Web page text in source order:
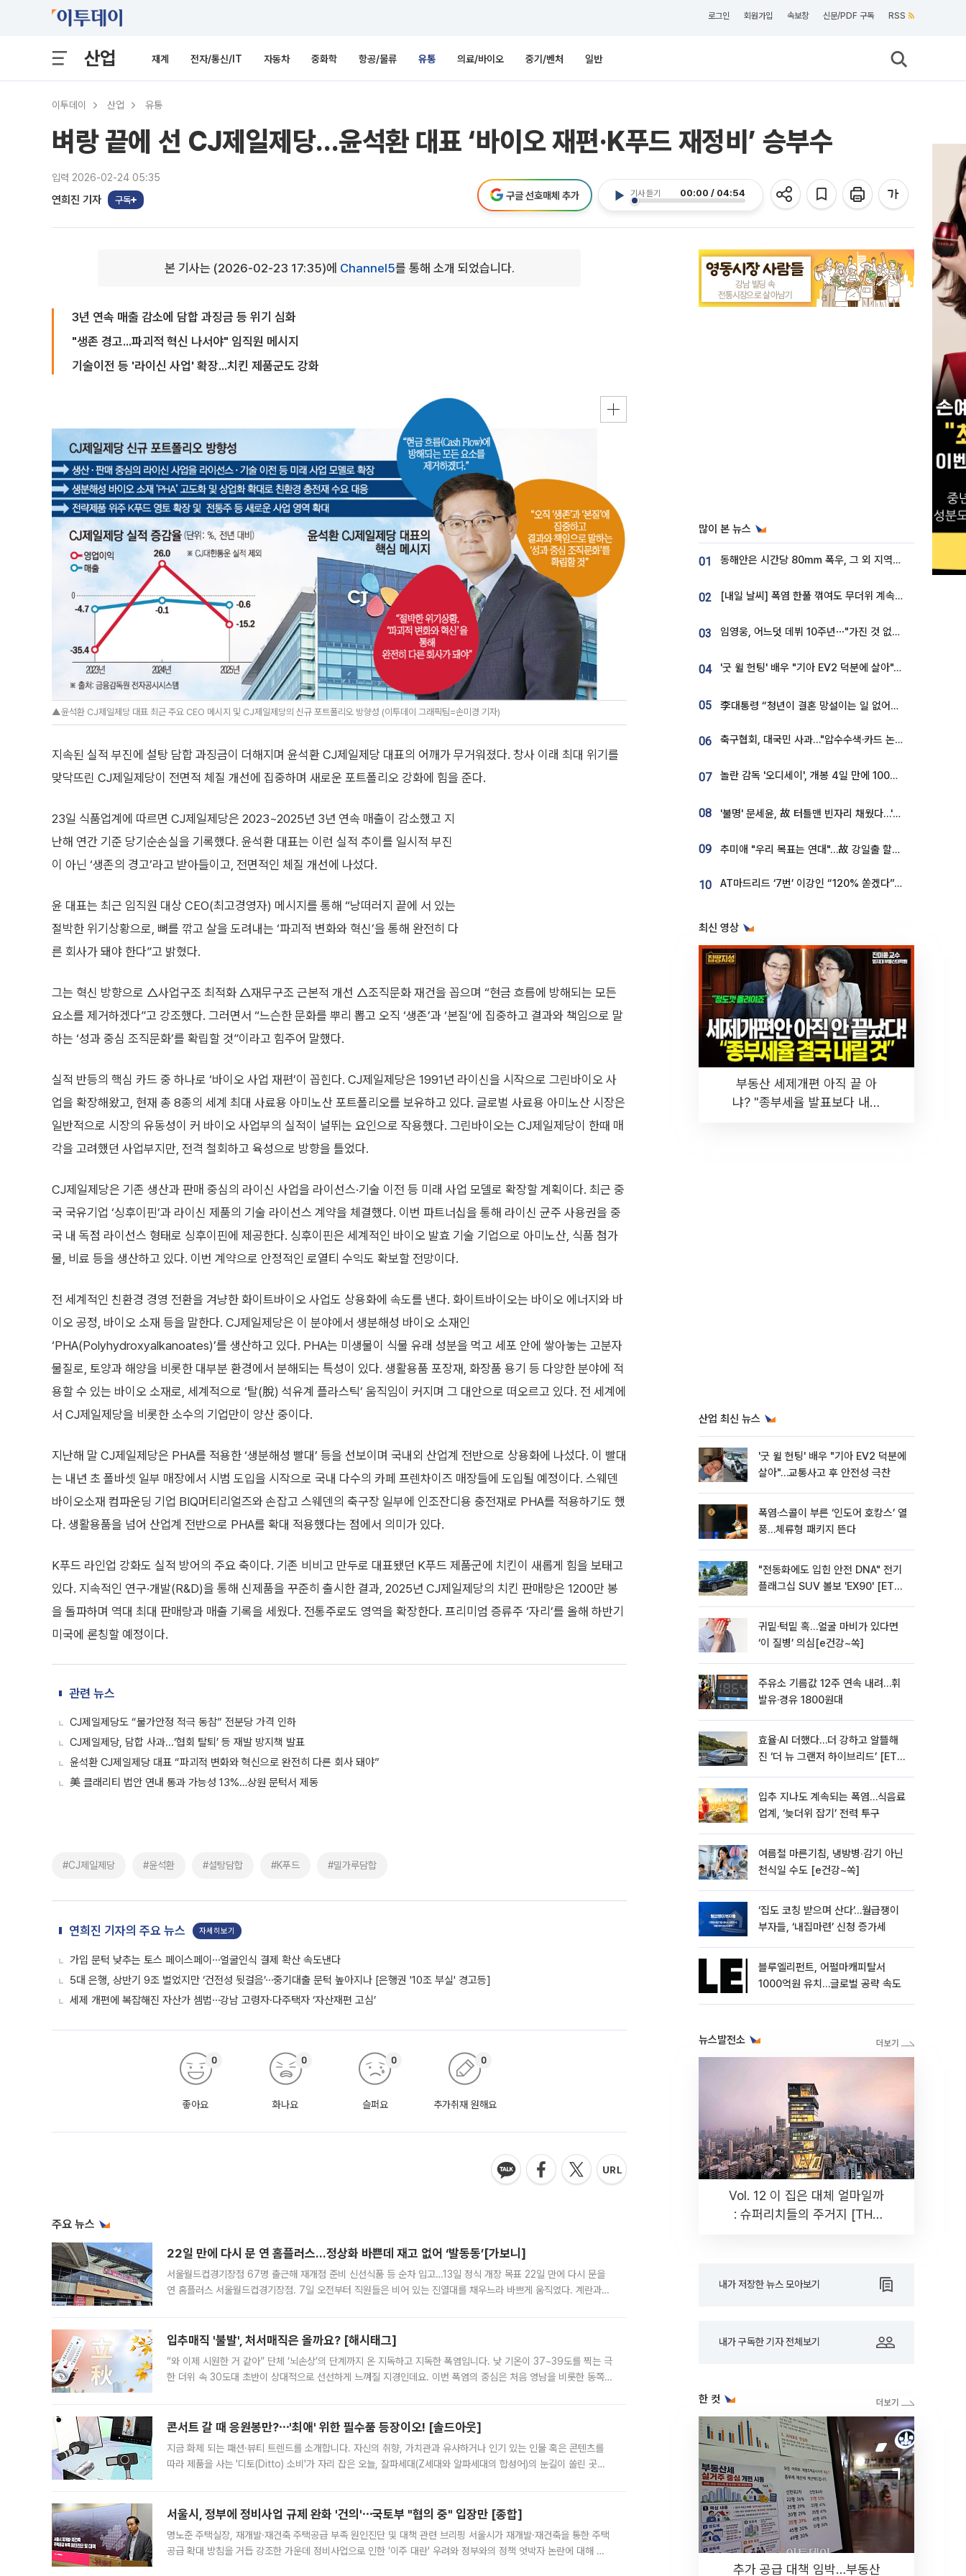
로그인 회원가입 속보창 신문/PDF 구독 RSS
산업 재계 전자/통신/IT 자동차 중화학 항공/물류 유통 의료/바이오 중기/벤처 일반
이투데이 산업 유통
벼랑 끝에 선 CJ제일제당...윤석환 대표 ‘바이오 재편·K푸드 재정비’ 승부수
입력 2026-02-24 05:35
연희진 기자 구독
기사 듣기 00:00 / 04:54
구글 선호매체 추가
본 기사는 (2026-02-23 17:35)에 Channel5를 통해 소개 되었습니다.
3년 연속 매출 감소에 담합 과징금 등 위기 심화
"생존 경고...파괴적 혁신 나서야" 임직원 메시지
기술이전 등 '라이신 사업' 확장...치킨 제품군도 강화
▲윤석환 CJ제일제당 대표 최근 주요 CEO 메시지 및 CJ제일제당의 신규 포트폴리오 방향성 (이투데이 그래픽팀=손미경 기자)
지속된 실적 부진에 설탕 담합 과징금이 더해지며 윤석환 CJ제일제당 대표의 어깨가 무거워졌다. 창사 이래 최대 위기를
맞닥뜨린 CJ제일제당이 전면적 체질 개선에 집중하며 새로운 포트폴리오 강화에 힘을 준다.
23일 식품업계에 따르면 CJ제일제당은 2023~2025년 3년 연속 매출이 감소했고 지
난해 연간 기준 당기순손실을 기록했다. 윤석환 대표는 이런 실적 추이를 일시적 부진
이 아닌 ‘생존의 경고’라고 받아들이고, 전면적인 체질 개선에 나섰다.
윤 대표는 최근 임직원 대상 CEO(최고경영자) 메시지를 통해 “낭떠러지 끝에 서 있는
절박한 위기상황으로, 뼈를 깎고 살을 도려내는 ‘파괴적 변화와 혁신’을 통해 완전히 다
른 회사가 돼야 한다”고 밝혔다.
그는 혁신 방향으로 △사업구조 최적화 △재무구조 근본적 개선 △조직문화 재건을 꼽으며 “현금 흐름에 방해되는 모든
요소를 제거하겠다”고 강조했다. 그러면서 “느슨한 문화를 뿌리 뽑고 오직 ‘생존’과 ‘본질’에 집중하고 결과와 책임으로 말
하는 ‘성과 중심 조직문화’를 확립할 것”이라고 힘주어 말했다.
실적 반등의 핵심 카드 중 하나로 ‘바이오 사업 재편’이 꼽힌다. CJ제일제당은 1991년 라이신을 시작으로 그린바이오 사
업을 확장해왔고, 현재 총 8종의 세계 최대 사료용 아미노산 포트폴리오를 보유하고 있다. 글로벌 사료용 아미노산 시장은
일반적으로 시장의 유동성이 커 바이오 사업부의 실적이 널뛰는 요인으로 작용했다. 그린바이오는 CJ제일제당이 한때 매
각을 고려했던 사업부지만, 전격 철회하고 육성으로 방향을 틀었다.
CJ제일제당은 기존 생산과 판매 중심의 라이신 사업을 라이선스·기술 이전 등 미래 사업 모델로 확장할 계획이다. 최근 중
국 국유기업 ‘싱후이핀’과 라이신 제품의 기술 라이선스 계약을 체결했다. 이번 파트너십을 통해 라이신 균주 사용권을 중
국 내 독점 라이선스 형태로 싱후이핀에 제공한다. 싱후이핀은 세계적인 바이오 발효 기술 기업으로 아미노산, 식품 첨가
물, 비료 등을 생산하고 있다. 이번 계약으로 안정적인 로열티 수익도 확보할 전망이다.
전 세계적인 친환경 경영 전환을 겨냥한 화이트바이오 사업도 상용화에 속도를 낸다. 화이트바이오는 바이오 에너지와 바
이오 공정, 바이오 소재 등을 말한다. CJ제일제당은 이 분야에서 생분해성 바이오 소재인
‘PHA(Polyhydroxyalkanoates)’를 생산하고 있다. PHA는 미생물이 식물 유래 성분을 먹고 세포 안에 쌓아놓는 고분자
물질로, 토양과 해양을 비롯한 대부분 환경에서 분해되는 특성이 있다. 생활용품 포장재, 화장품 용기 등 다양한 분야에 적
용할 수 있는 바이오 소재로, 세계적으로 ‘탈(脫) 석유계 플라스틱’ 움직임이 커지며 그 대안으로 떠오르고 있다. 전 세계에
서 CJ제일제당을 비롯한 소수의 기업만이 양산 중이다.
지난해 말 CJ제일제당은 PHA를 적용한 ‘생분해성 빨대’ 등을 선보이며 국내외 산업계 전반으로 상용화에 나섰다. 이 빨대
는 내년 초 폴바셋 일부 매장에서 시범 도입을 시작으로 국내 다수의 카페 프렌차이즈 매장들에 도입될 예정이다. 스웨덴
바이오소재 컴파운딩 기업 BIQ머티리얼즈와 손잡고 스웨덴의 축구장 일부에 인조잔디용 충전재로 PHA를 적용하기도 했
다. 생활용품을 넘어 산업계 전반으로 PHA를 확대 적용했다는 점에서 의미가 있다.
K푸드 라인업 강화도 실적 방어의 주요 축이다. 기존 비비고 만두로 대표됐던 K푸드 제품군에 치킨이 새롭게 힘을 보태고
있다. 지속적인 연구·개발(R&D)을 통해 신제품을 꾸준히 출시한 결과, 2025년 CJ제일제당의 치킨 판매량은 1200만 봉
을 돌파하며 역대 최대 판매량과 매출 기록을 세웠다. 전통주로도 영역을 확장한다. 프리미엄 증류주 ‘자리’를 올해 하반기
미국에 론칭할 예정이다.
관련 뉴스
CJ제일제당도 “물가안정 적극 동참” 전분당 가격 인하
CJ제일제당, 담합 사과...‘협회 탈퇴’ 등 재발 방지책 발표
윤석환 CJ제일제당 대표 “파괴적 변화와 혁신으로 완전히 다른 회사 돼야”
美 클래리티 법안 연내 통과 가능성 13%…상원 문턱서 제동
#CJ제일제당 #윤석환 #설탕담합 #K푸드 #밀가루담합
연희진 기자의 주요 뉴스 자세히보기
가입 문턱 낮추는 토스 페이스페이⋯얼굴인식 결제 확산 속도낸다
5대 은행, 상반기 9조 벌었지만 ‘건전성 뒷걸음’⋯중기대출 문턱 높아지나 [은행권 '10조 부실' 경고등]
세제 개편에 복잡해진 자산가 셈법⋯강남 고령자·다주택자 ‘자산재편 고심’
좋아요
0
화나요
0
슬퍼요
0
추가취재 원해요
0
주요 뉴스
22일 만에 다시 문 연 홈플러스…정상화 바쁜데 재고 없어 ‘발동동’[가보니]
서울월드컵경기장점 67명 출근해 재개점 준비 신선식품 등 순차 입고…13일 정식 개장 목표 22일 만에 다시 문을
연 홈플러스 서울월드컵경기장점. 7일 오전부터 직원들은 비어 있는 진열대를 채우느라 바쁘게 움직였다. 계란과
입추매직 '불발', 처서매직은 올까요? [해시태그]
“와 이제 시원한 거 같아” 단체 ‘뇌손상’의 단계까지 온 지독하고 지독한 폭염입니다. 낮 기온이 37~39도를 찍는 극
한 더위 속 30도대 초반이 상대적으로 선선하게 느껴질 지경인데요. 이번 폭염의 중심은 처음 영남을 비롯한 동쪽
콘서트 갈 때 응원봉만?⋯'최애' 위한 필수품 등장이오! [솔드아웃]
지금 화제 되는 패션·뷰티 트렌드를 소개합니다. 자신의 취향, 가치관과 유사하거나 인기 있는 인물 혹은 콘텐츠를
따라 제품을 사는 '디토(Ditto) 소비'가 자리 잡은 오늘, 잘파세대(Z세대와 알파세대의 합성어)의 눈길이 쏠린 곳은
서울시, 정부에 정비사업 규제 완화 '건의'⋯국토부 "협의 중" 입장만 [종합]
명노준 주택실장, 재개발·재건축 주택공급 부족 원인진단 및 대책 관련 브리핑 서울시가 재개발·재건축을 통한 주택
공급 확대 방침을 거듭 강조한 가운데 정비사업으로 인한 '이주 대란' 우려와 정부와의 정책 엇박자 논란에 대해 정
많이 본 뉴스
01 동해안은 시간당 80㎜ 폭우, 그 외 지역은 폭염…‘극과 극 날씨’
02 [내일 날씨] 폭염 한풀 꺾여도 무더위 계속⋯동해안 이틀 연속 비
03 임영웅, 어느덧 데뷔 10주년⋯"가진 것 없던 시절, 내 앞엔 20명의 팬뿐"
04 '굿 윌 헌팅' 배우 "기아 EV2 덕분에 살아"…교통사고 후 안전성 극찬
05 李대통령 “청년이 결혼 망설이는 일 없어야...제도상 불이익 조사”
06 축구협회, 대국민 사과…"압수수색·카드 논란 사죄, 강도 높은 쇄신"
07 놀란 감독 '오디세이', 개봉 4일 만에 100만 돌파⋯'왕사남' 보다 빠르다
08 '불명' 문세윤, 故 터틀맨 빈자리 채웠다…'거북이' 눈물의 최종 우승
09 추미애 "우리 목표는 연대"…故 강일출 할머니 흉상 제막
10 AT마드리드 ‘7번’ 이강인 “120% 쏟겠다”⋯시메오네 감독 “필요한 선수”
최신 영상
부동산 세제개편 아직 끝 아
냐? "종부세율 발표보다 내릴
산업 최신 뉴스
'굿 윌 헌팅' 배우 "기아 EV2 덕분에
살아"…교통사고 후 안전성 극찬
폭염·스콜이 부른 ‘인도어 호캉스’ 열
풍…체류형 패키지 뜬다
"전동화에도 입힌 안전 DNA" 전기
플래그십 SUV 볼보 'EX90' [ET의
귀밑·턱밑 혹…얼굴 마비가 있다면
‘이 질병’ 의심[e건강~쏙]
주유소 기름값 12주 연속 내려…휘
발유·경유 1800원대
효율·AI 더했다…더 강하고 알뜰해
진 ‘더 뉴 그랜저 하이브리드’ [ET의
입추 지나도 계속되는 폭염…식음료
업계, ‘늦더위 잡기’ 전력 투구
여름철 마른기침, 냉방병‧감기 아닌
천식일 수도 [e건강~쏙]
‘집도 코칭 받으며 산다’…월급쟁이
부자들, ‘내집마련’ 신청 증가세
블루엘리펀트, 어펄마캐피탈서
1000억원 유치…글로벌 공략 속도
뉴스발전소
Vol. 12 이 집은 대체 얼마일까
: 슈퍼리치들의 주거지 [THE
내가 저장한 뉴스 모아보기
내가 구독한 기자 전체보기
한 컷
추가 공급 대책 임박…부동산